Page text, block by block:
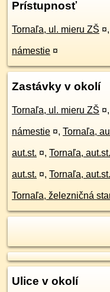
Prístupnosť
Tornaľa, ul. mieru ZŠ ¤,
námestie ¤
Zastávky v okolí
Tornaľa, ul. mieru ZŠ ¤,
námestie ¤, Tornaľa,
aut.st. ¤, Tornaľa, aut.st.
aut.st. ¤, Tornaľa, aut.st.
Tornaľa, železničná
Ulice v okolí